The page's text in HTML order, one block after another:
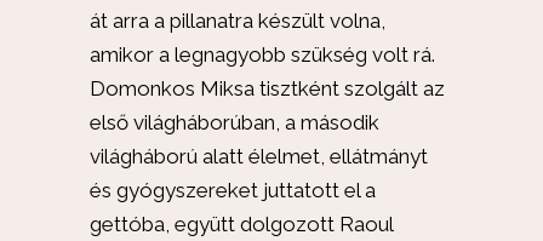
át arra a pillanatra készült volna,
amikor a legnagyobb szükség volt rá.
Domonkos Miksa tisztként szolgált az
első világháborúban, a második
világháború alatt élelmet, ellátmányt
és gyógyszereket juttatott el a
gettóba, együtt dolgozott Raoul